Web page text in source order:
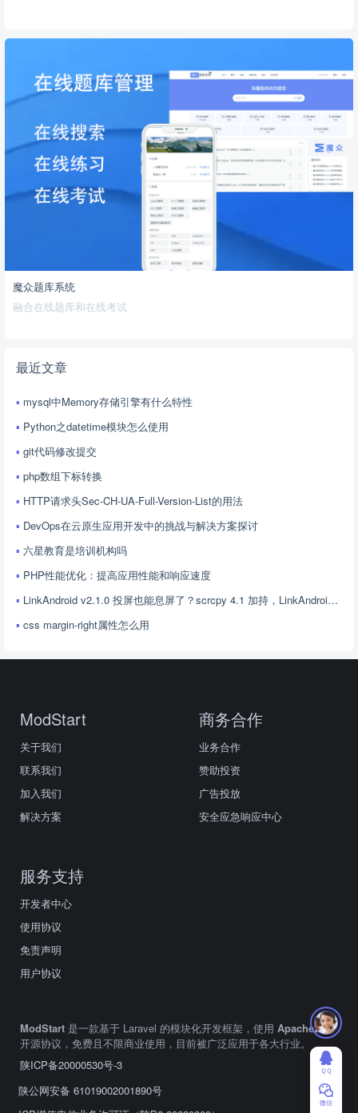
魔众题库系统
融合在线题库和在线考试
最近文章
mysql中Memory存储引擎有什么特性
Python之datetime模块怎么使用
git代码修改提交
php数组下标转换
HTTP请求头Sec-CH-UA-Full-Version-List的用法
DevOps在云原生应用开发中的挑战与解决方案探讨
六星教育是培训机构吗
PHP性能优化：提高应用性能和响应速度
LinkAndroid v2.1.0 投屏也能息屏了？scrcpy 4.1 加持，LinkAndroid 让屏幕控制更随心
css margin-right属性怎么用
ModStart
关于我们
联系我们
加入我们
解决方案
商务合作
业务合作
赞助投资
广告投放
安全应急响应中心
服务支持
开发者中心
使用协议
免责声明
用户协议
ModStart 是一款基于 Laravel 的模块化开发框架，使用 Apache2.0
开源协议，免费且不限商业使用，目前被广泛应用于各大行业。
陕ICP备20000530号-3
陕公网安备 61019002001890号
ＱＱ
微信